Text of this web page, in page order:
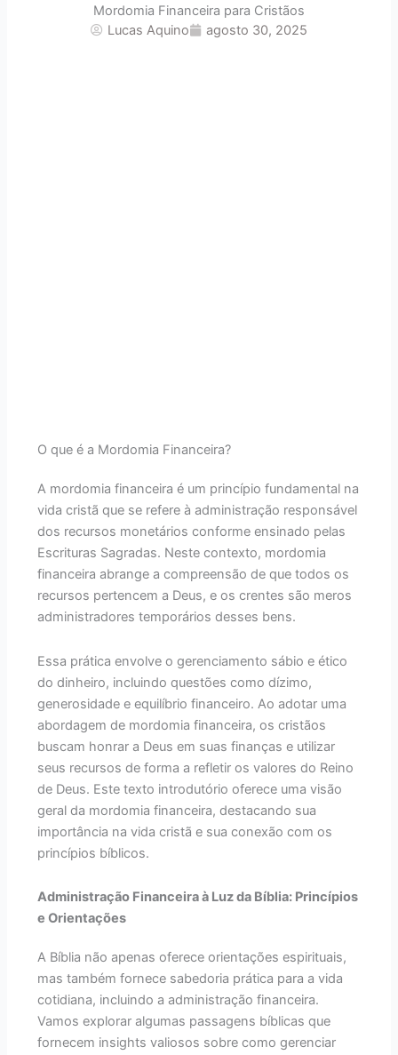
Mordomia Financeira para Cristãos
Lucas Aquino
agosto 30, 2025
O que é a Mordomia Financeira?
A mordomia financeira é um princípio fundamental na
vida cristã que se refere à administração responsável
dos recursos monetários conforme ensinado pelas
Escrituras Sagradas. Neste contexto, mordomia
financeira abrange a compreensão de que todos os
recursos pertencem a Deus, e os crentes são meros
administradores temporários desses bens.
Essa prática envolve o gerenciamento sábio e ético
do dinheiro, incluindo questões como dízimo,
generosidade e equilíbrio financeiro. Ao adotar uma
abordagem de mordomia financeira, os cristãos
buscam honrar a Deus em suas finanças e utilizar
seus recursos de forma a refletir os valores do Reino
de Deus. Este texto introdutório oferece uma visão
geral da mordomia financeira, destacando sua
importância na vida cristã e sua conexão com os
princípios bíblicos.
Administração Financeira à Luz da Bíblia: Princípios
e Orientações
A Bíblia não apenas oferece orientações espirituais,
mas também fornece sabedoria prática para a vida
cotidiana, incluindo a administração financeira.
Vamos explorar algumas passagens bíblicas que
fornecem insights valiosos sobre como gerenciar